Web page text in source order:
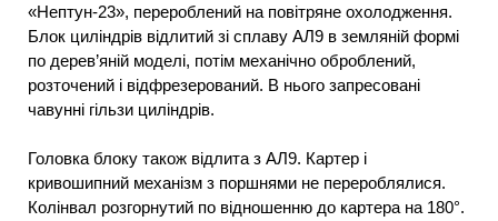
«Нептун-23», перероблений на повітряне охолодження.
Блок циліндрів відлитий зі сплаву АЛ9 в земляній формі
по дерев’яній моделі, потім механічно оброблений,
розточений і відфрезерований. В нього запресовані
чавунні гільзи циліндрів.
Головка блоку також відлита з АЛ9. Картер і
кривошипний механізм з поршнями не перероблялися.
Колінвал розгорнутий по відношенню до картера на 180°.